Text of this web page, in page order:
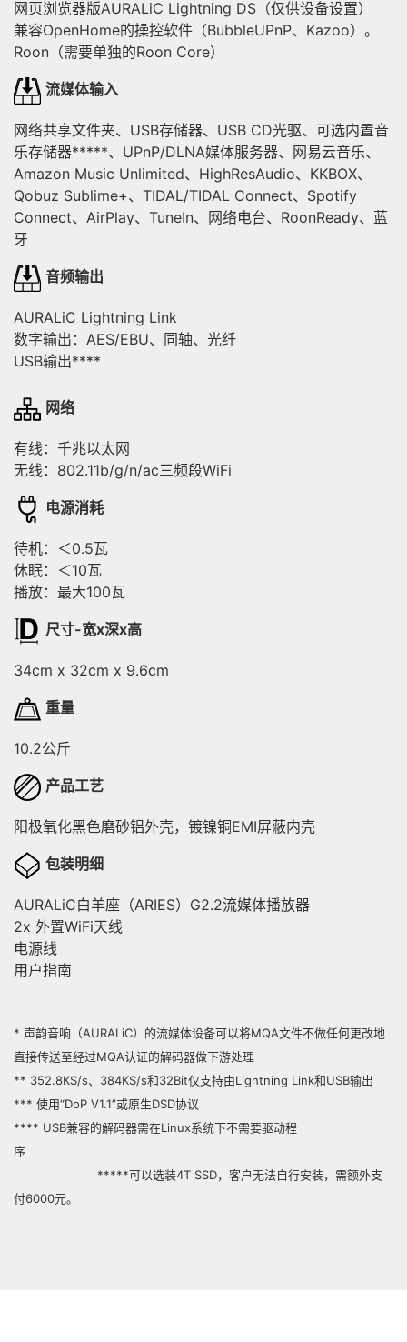
网页浏览器版AURALiC Lightning DS（仅供设备设置）
兼容OpenHome的操控软件（BubbleUPnP、Kazoo）。
Roon（需要单独的Roon Core）
流媒体输入
网络共享文件夹、USB存储器、USB CD光驱、可选内置音
乐存储器*****、UPnP/DLNA媒体服务器、网易云音乐、
Amazon Music Unlimited、HighResAudio、KKBOX、
Qobuz Sublime+、TIDAL/TIDAL Connect、Spotify
Connect、AirPlay、TuneIn、网络电台、RoonReady、蓝
牙
音频输出
AURALiC Lightning Link
数字输出：AES/EBU、同轴、光纤
USB输出****
网络
有线：千兆以太网
无线：802.11b/g/n/ac三频段WiFi
电源消耗
待机：＜0.5瓦
休眠：＜10瓦
播放：最大100瓦
尺寸-宽x深x高
34cm x 32cm x 9.6cm
重量
10.2公斤
产品工艺
阳极氧化黑色磨砂铝外壳，镀镍铜EMI屏蔽内壳
包装明细
AURALiC白羊座（ARIES）G2.2流媒体播放器
2x 外置WiFi天线
电源线
用户指南
* 声韵音响（AURALiC）的流媒体设备可以将MQA文件不做任何更改地
直接传送至经过MQA认证的解码器做下游处理
** 352.8KS/s、384KS/s和32Bit仅支持由Lightning Link和USB输出
*** 使用“DoP V1.1”或原生DSD协议
**** USB兼容的解码器需在Linux系统下不需要驱动程
*****可以选装4T SSD，客户无法自行安装，需额外支
付6000元。